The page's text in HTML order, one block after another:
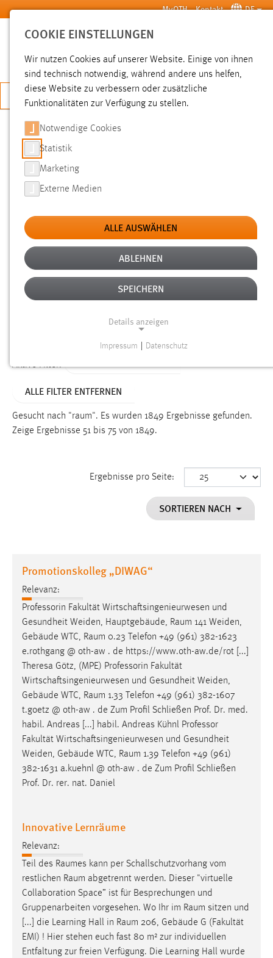
Zum Hauptinhalt springen MyOTH Kontakt DE
SUCHE
JETZT BEWERBEN
SUCHE
FILTER
Typ
Erstellungsdatum
Alter
Aktive Filter:
ALLE FILTER ENTFERNEN
Gesucht nach "raum". Es wurden 1849 Ergebnisse gefunden.
Zeige Ergebnisse 51 bis 75 von 1849.
Ergebnisse pro Seite:
SORTIEREN NACH
Promotionskolleg „DIWAG“
Relevanz:
Professorin Fakultät Wirtschaftsingenieurwesen und
Gesundheit Weiden, Hauptgebäude, Raum 141 Weiden,
Gebäude WTC, Raum 0.23 Telefon +49 (961) 382-1623
e.rothgang @ oth-aw . de https://www.oth-aw.de/rot [...]
Theresa Götz, (MPE) Professorin Fakultät
Wirtschaftsingenieurwesen und Gesundheit Weiden,
Gebäude WTC, Raum 1.33 Telefon +49 (961) 382-1607
t.goetz @ oth-aw . de Zum Profil Schließen Prof. Dr. med.
habil. Andreas [...] habil. Andreas Kühnl Professor
Fakultät Wirtschaftsingenieurwesen und Gesundheit
Weiden, Gebäude WTC, Raum 1.39 Telefon +49 (961)
382-1631 a.kuehnl @ oth-aw . de Zum Profil Schließen
Prof. Dr. rer. nat. Daniel
Innovative Lernräume
Relevanz:
Teil des Raumes kann per Schallschutzvorhang vom
restlichen Raum abgetrennt werden. Dieser "virtuelle
Collaboration Space” ist für Besprechungen und
Gruppenarbeiten vorgesehen. Wo Ihr im Raum sitzen und
[...] die Learning Hall in Raum 206, Gebäude G (Fakultät
EMI) ! Hier stehen euch fast 80 m² zur individuellen
Entfaltung zur freien Verfügung. Die Learning Hall wurde
COOKIE EINSTELLUNGEN
Wir nutzen Cookies auf unserer Website. Einige von ihnen
sind technisch notwendig, während andere uns helfen,
diese Website zu verbessern oder zusätzliche
Funktionalitäten zur Verfügung zu stellen.
Notwendige Cookies
Statistik
Marketing
Externe Medien
ALLE AUSWÄHLEN
ABLEHNEN
SPEICHERN
Details anzeigen
Funktionen und sind für die einwandfreie Funktion der
Einverständnis
cookie_consent
Dieser Cookie speichert die ausgewählten Einverständnis-
Performance
Name:
Zweck:
Für performante Seitenauslieferung wird in diesem Cookie
gespeichert, ob man eingeloggt ist.
Sprachpräferenz
Name:
site-language-preference
Zweck:
Das Cookie speichert die gewählte Sprache der Website.
30 Tage
Chat
Name:
MibewSessionID, MIBEW_UserID, mibew_locale, mibew-
chat-frame-style-5e9dbeb1811c0446
Zweck:
Wird benötigt um die Chatfunktion nutzen zu können.
Impressum Datenschutz